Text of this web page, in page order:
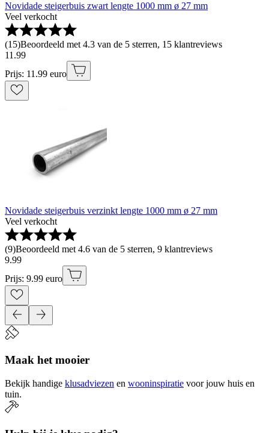
Novidade steigerbuis zwart lengte 1000 mm ø 27 mm
Veel verkocht
(15)Beoordeeld met 4.3 van de 5 sterren, 15 klantreviews
11 .99
Prijs: 11.99 euro
Novidade steigerbuis verzinkt lengte 1000 mm ø 27 mm
Veel verkocht
(9)Beoordeeld met 4.6 van de 5 sterren, 9 klantreviews
9.99
Prijs: 9.99 euro
Maak het mooier
Bekijk handige klusadviezen en wooninspiratie voor jouw huis en
tuin.